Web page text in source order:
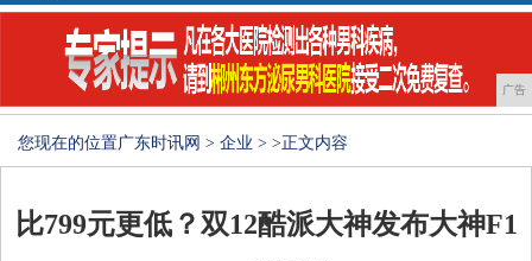
广告
您现在的位置广东时讯网 > 企业 > >正文内容
比799元更低？双12酷派大神发布大神F1